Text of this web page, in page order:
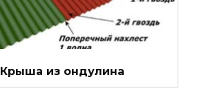
Крыша из ондулина